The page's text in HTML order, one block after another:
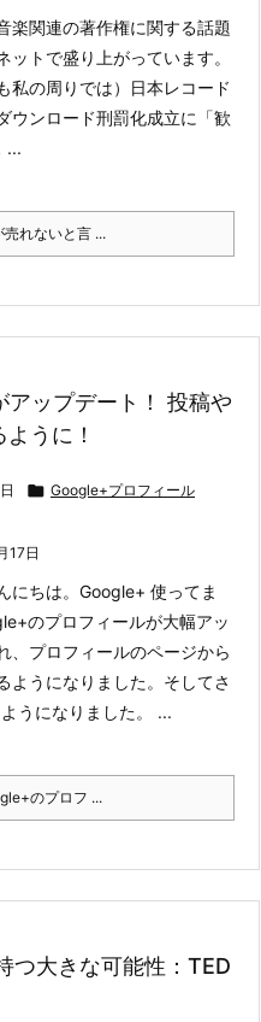
楽関連の著作権に関する話題
ットで盛り上がっています。
私の周りでは）
日本レコード
ウンロード刑罰化成立に「歓
...
売れないと言 ...
ップデート！ 投稿や
うに！
 Google+プロフィール
17日
にちは。Google+ 使ってま
のプロフィールが大幅アッ
、プロフィールのページから
ようになりました。そしてさ
うになりました。 ...
のプロフ ...
つ大きな可能性：TED